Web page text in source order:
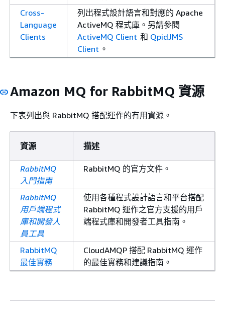
Cross-
Language
Clients
列出程式設計語言和對應的 Apache
ActiveMQ 程式庫。另請參閱
ActiveMQ Client 和 QpidJMS
Client 。
Amazon MQ for RabbitMQ 資源
下表列出與 RabbitMQ 搭配運作的有用資源。
資源 描述
RabbitMQ
入門指南
RabbitMQ 的官方文件。
RabbitMQ
用戶端程式
庫和開發人
員工具
使用各種程式設計語言和平台搭配
RabbitMQ 運作之官方支援的用戶
端程式庫和開發者工具指南。
RabbitMQ
最佳實務
CloudAMQP 搭配 RabbitMQ 運作
的最佳實務和建議指南。